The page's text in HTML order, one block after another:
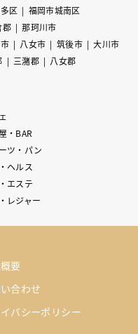
区
福岡市城南区
郡
那珂川市
八女市 筑後市
大川市
三潴郡 八女郡
・BAR
ツ・パン
ヘルス
エステ
レジャー
要
合わせ
バシーポリシー